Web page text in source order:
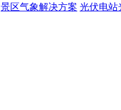
景区气象解决方案 光伏电站